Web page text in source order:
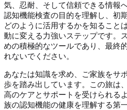
気、忍耐、そして信頼できる情報
認知機能検査の目的を理解し、初
どのように活用するかを知ること
動に変える力強いステップです。
めの積極的なツールであり、最終
れないでください。
あなたは知識を求め、ご家族をサ
歩を踏み出しています。この旅は
高のケアとサポートを受けられる
族の認知機能の健康を理解する第